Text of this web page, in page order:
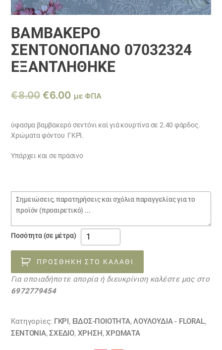
ΒΑΜΒΑΚΕΡΌ
ΣΕΝΤΟΝΌΠΑΝΟ 07032324
ΕΞΑΝΤΛΗΘΗΚΕ
€8.00 Original
was:
€8.00.
€6.00Η
τιμή
είναι:
€6.00.
με ΦΠΑ
ύφασμα βαμβακερό σεντόνι καί γιά κουρτίνα σε 2.40 φάρδος.
Χρώματα φόντου ΓΚΡΊ.
Υπάρχει και σε πράσινο
Σημειώσεις
παραγγελίας
Ποσότητα (σε μέτρα)
βαμβακερό
σεντονόπανο
07032324
ΕΞΑΝΤΛΗΘΗΚΕ
ποσότητα
ΠΡΟΣΘΉΚΗ ΣΤΟ ΚΑΛΆΘΙ
Για οποιαδήποτε απορία ή διευκρίνιση καλέστε μας στο
6972779454
Κατηγορίες: ΓΚΡΙ , ΕΙΔΟΣ-ΠΟΙΟΤΗΤΑ,ΛΟΥΛΟΎΔΙΑ - FLORAL,
ΣΕΝΤΌΝΙΑ,ΣΧΕΔΙΟ, ΧΡΗΣΗ ,ΧΡΏΜΑΤΑ